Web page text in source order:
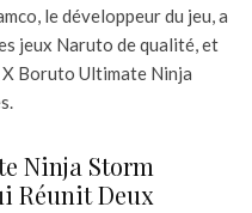
le développeur du jeu, a
jeux Naruto de qualité, et
Boruto Ultimate Ninja
Ninja Storm
Réunit Deux